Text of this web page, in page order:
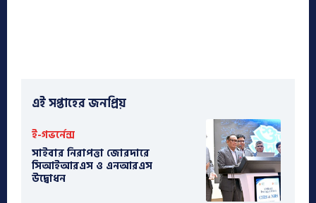
এই সপ্তাহের জনপ্রিয়
ই-গভর্নেন্স
সাইবার নিরাপত্তা জোরদারে
সিআইআরএস ও এনআরএস
উদ্বোধন